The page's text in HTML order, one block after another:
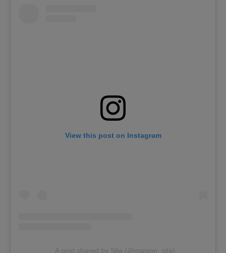
View this post on Instagram
A post shared by Sita (@maison_sita)